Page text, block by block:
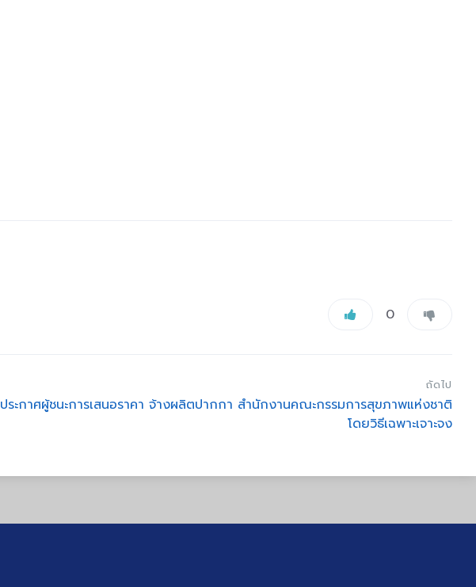
0
ถัดไป
ประกาศผู้ชนะการเสนอราคา จ้างผลิตปากกา สำนักงานคณะกรรมการสุขภาพแห่งชาติ
โดยวิธีเฉพาะเจาะจง